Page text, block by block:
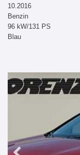
10.2016
Benzin
96 kW/131 PS
Blau